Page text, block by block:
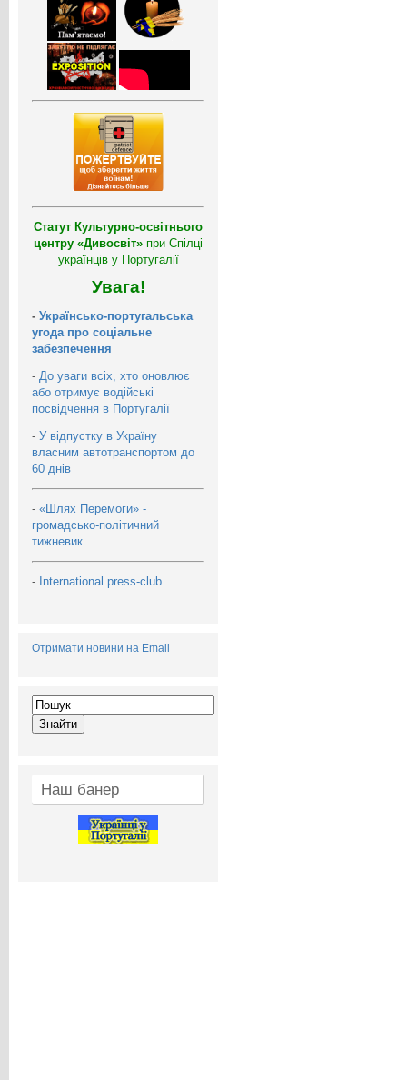
Статут Культурно-освітнього
центру «Дивосвіт» при Спілці
українців у Португалії
Увага!
- Українсько-португальська
угода про соціальне
забезпечення
- До уваги всіх, хто оновлює
або отримує водійські
посвідчення в Португалії
- У відпустку в Україну
власним автотранспортом до
60 днів
- «Шлях Перемоги» -
громадсько-політичний
тижневик
- International press-club
Отримати новини на Email
Наш банер